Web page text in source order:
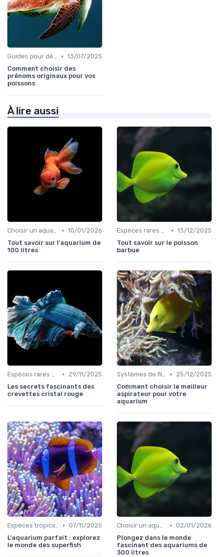
Guides pour débutants • 13/07/2025
Comment choisir des
prénoms originaux pour vos
poissons
À lire aussi
Choisir un aquarium • 10/01/2026
Tout savoir sur l'aquarium de
100 litres
Espèces rares et exotiques • 13/12/2025
Tout savoir sur le poisson
barbue
Espèces rares et exotiques •
29/11/2025
Les secrets fascinants des
crevettes cristal rouge
Systèmes de filtration •
25/12/2025
Comment choisir le meilleur
aspirateur pour votre
aquarium
Espèces tropicales • 07/11/2025
L'aquarium parfait : explorez
le monde des superfish
Choisir un aquarium • 02/01/2026
Plongez dans le monde
fascinant des aquariums de
300 litres